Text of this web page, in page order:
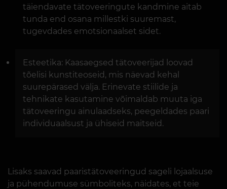
täiendavate tätoveeringute kandmine aitab
tunda end osana millestki suuremast,
tugevdades emotsionaalset sidet.
Esteetika: Kaasaegsed tätoveerijad loovad
tõelisi kunstiteoseid, mis näevad kehal
suurepärased välja. Erinevate stiilide ja
tehnikate kasutamine võimaldab muuta iga
tätoveeringu ainulaadseks, peegeldades paari
individuaalsust ja ühiseid maitseid.
Lisaks saavad paaristätoveeringud sageli lojaalsuse
ja pühendumuse sümboliteks, näidates, et teie